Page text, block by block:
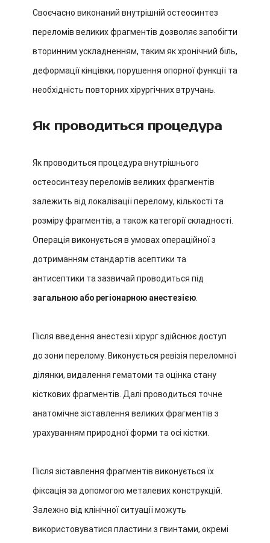
Своєчасно виконаний внутрішній остеосинтез
переломів великих фрагментів дозволяє запобігти
вторинним ускладненням, таким як хронічний біль,
деформації кінцівки, порушення опорної функції та
необхідність повторних хірургічних втручань.
Як проводиться процедура
Як проводиться процедура внутрішнього
остеосинтезу переломів великих фрагментів
залежить від локалізації перелому, кількості та
розміру фрагментів, а також категорії складності.
Операція виконується в умовах операційної з
дотриманням стандартів асептики та
антисептики та зазвичай проводиться під
загальною або регіонарною анестезією
Після введення анестезії хірург здійснює доступ
до зони перелому. Виконується ревізія переломної
ділянки, видалення гематоми та оцінка стану
кісткових фрагментів. Далі проводиться точне
анатомічне зіставлення великих фрагментів з
урахуванням природної форми та осі кістки.
Після зіставлення фрагментів виконується їх
фіксація за допомогою металевих конструкцій.
Залежно від клінічної ситуації можуть
використовуватися пластини з гвинтами, окремі